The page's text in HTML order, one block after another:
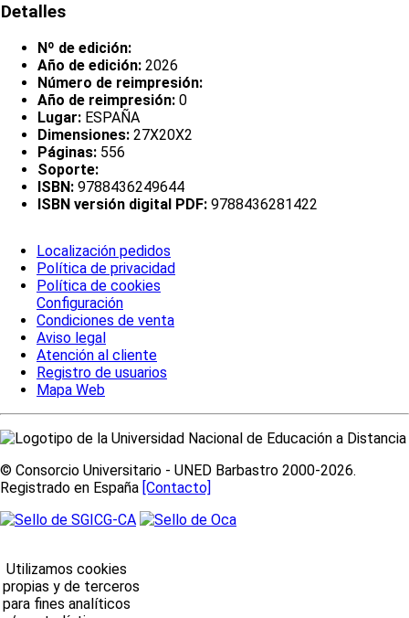
Detalles
Nº de edición:
Año de edición: 2026
Número de reimpresión:
Año de reimpresión: 0
Lugar: ESPAÑA
Dimensiones: 27X20X2
Páginas: 556
Soporte:
ISBN: 9788436249644
ISBN versión digital PDF: 9788436281422
Localización pedidos
Política de privacidad
Política de cookies
Configuración
Condiciones de venta
Aviso legal
Atención al cliente
Registro de usuarios
Mapa Web
© Consorcio Universitario - UNED Barbastro 2000-2026.
Registrado en España [Contacto]
Utilizamos cookies
propias y de terceros
para fines analíticos